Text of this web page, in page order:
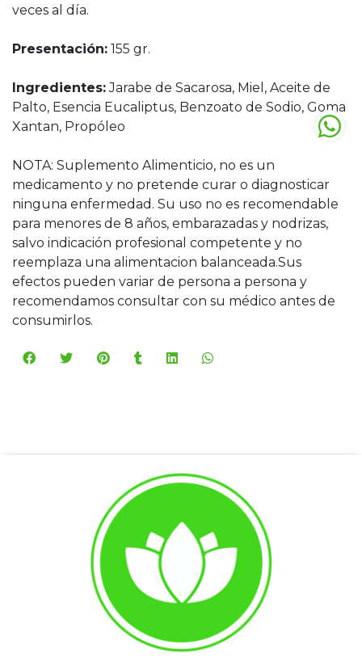
veces al día.
Presentación: 155 gr.
Ingredientes:Jarabe de Sacarosa, Miel, Aceite de
Palto, Esencia Eucaliptus, Benzoato de Sodio, Goma
Xantan, Propóleo
NOTA: Suplemento Alimenticio, no es un
medicamento y no pretende curar o diagnosticar
ninguna enfermedad. Su uso no es recomendable
para menores de 8 años, embarazadas y nodrizas,
salvo indicación profesional competente y no
reemplaza una alimentacion balanceada.Sus
efectos pueden variar de persona a persona y
recomendamos consultar con su médico antes de
consumirlos.